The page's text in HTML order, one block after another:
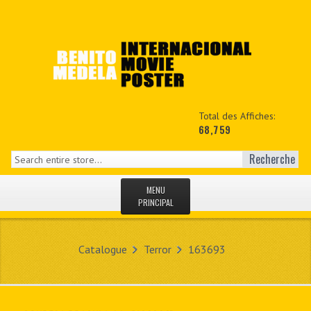
Total des Affiches:
68,759
Recherche
MENU
PRINCIPAL
MON COPTE
Catalogue Terror 163693